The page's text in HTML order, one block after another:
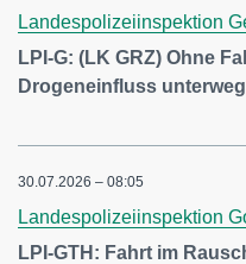
Landespolizeiinspektion
LPI-G: (LK GRZ) Ohne
Drogeneinfluss
30.07.2026 – 08:05
Landespolizeiinspektion
LPI-GTH: Fahrt im